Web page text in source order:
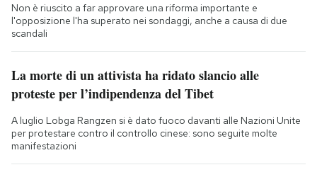
Non è riuscito a far approvare una riforma importante e
l'opposizione l'ha superato nei sondaggi, anche a causa di due
scandali
La morte di un attivista ha ridato slancio alle
proteste per l’indipendenza del Tibet
A luglio Lobga Rangzen si è dato fuoco davanti alle Nazioni Unite
per protestare contro il controllo cinese: sono seguite molte
manifestazioni